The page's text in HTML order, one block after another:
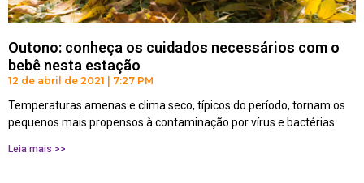
Outono: conheça os cuidados necessários com o
bebê nesta estação
12 de abril de 2021 7:27 PM
Temperaturas amenas e clima seco, típicos do período, tornam os
pequenos mais propensos à contaminação por vírus e bactérias
Leia mais >>